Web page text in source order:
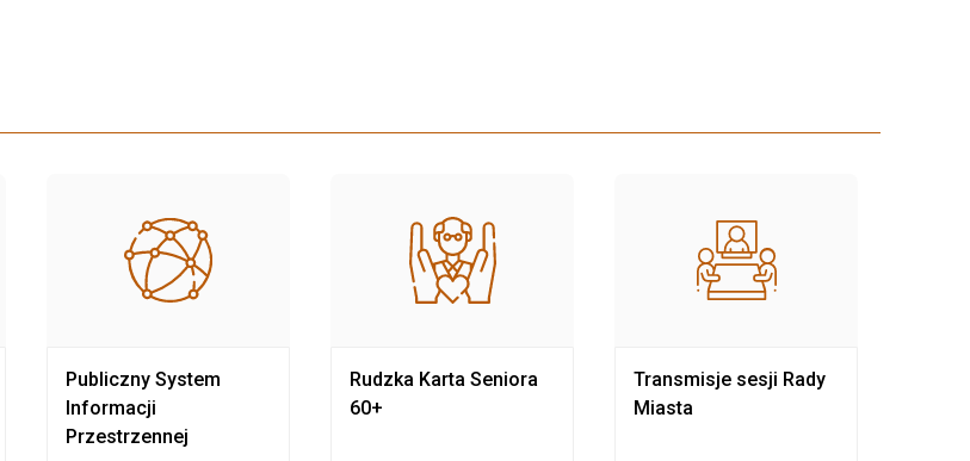
Publiczny System
Informacji
Przestrzennej
Rudzka Karta Seniora
60+
Transmisje sesji Rady
Miasta